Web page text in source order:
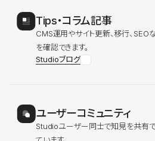
Tips・コラム記事
CMS運用やサイト更新、移行、SEO
を確認できます。
Studioブログ
ユーザーコミュニティ
Studioユーザー同士で知見を共有で